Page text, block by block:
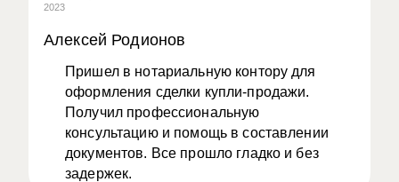
2023
Алексей Родионов
Пришел в нотариальную контору для
оформления сделки купли-продажи.
Получил профессиональную
консультацию и помощь в составлении
документов. Все прошло гладко и без
задержек.